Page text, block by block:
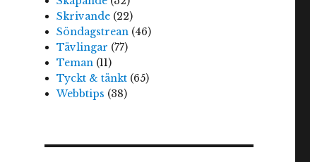
Skrivande (22)
Söndagstrean (46)
Tävlingar (77)
Teman (11)
Tyckt & tänkt (65)
Webbtips (38)